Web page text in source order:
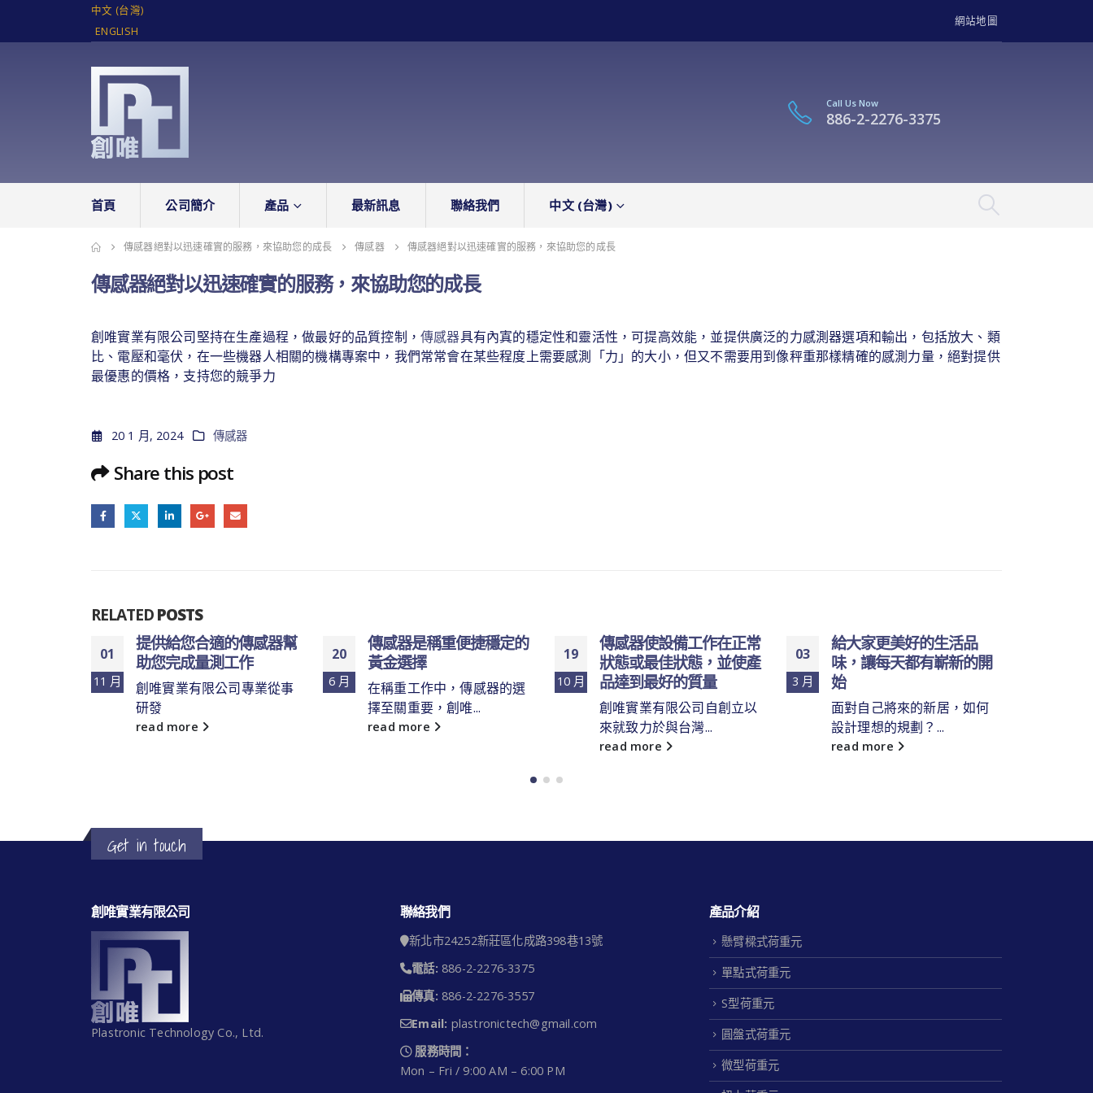
中文 (台灣)
ENGLISH
網站地圖
Call Us Now
886-2-2276-3375
首頁 公司簡介 產品 最新訊息 聯絡我們 中文 (台灣)
傳感器絕對以迅速確實的服務，來協助您的成長 傳感器 傳感器絕對以迅速確實的服務，來協助您的成長
傳感器絕對以迅速確實的服務，來協助您的成長
創唯實業有限公司堅持在生產過程，做最好的品質控制，傳感器具有內寘的穩定性和靈活性，可提高效能，並提供廣泛的力感測器選項和輸出，包括放大、類
比、電壓和毫伏，在一些機器人相關的機構專案中，我們常常會在某些程度上需要感測「力」的大小，但又不需要用到像秤重那樣精確的感測力量，絕對提供
最優惠的價格，支持您的競爭力
20 1 月, 2024 傳感器
Share this post
RELATEDPOSTS
01
11 月
提供給您合適的傳感器幫
助您完成量測工作
創唯實業有限公司專業從事
研發
read more
20
6 月
傳感器是稱重便捷穩定的
黃金選擇
在稱重工作中，傳感器的選
擇至關重要，創唯...
read more
19
10 月
傳感器使設備工作在正常
狀態或最佳狀態，並使產
品達到最好的質量
創唯實業有限公司自創立以
來就致力於與台灣...
read more
03
3 月
給大家更美好的生活品
味，讓每天都有嶄新的開
始
面對自己將來的新居，如何
設計理想的規劃？...
read more
Get in touch
創唯實業有限公司
Plastronic Technology Co., Ltd.
聯絡我們
新北市24252新莊區化成路398巷13號
電話: 886-2-2276-3375
傳真: 886-2-2276-3557
Email: plastronictech@gmail.com
服務時間：
Mon – Fri / 9:00 AM – 6:00 PM
產品介紹
懸臂樑式荷重元
單點式荷重元
S型荷重元
圓盤式荷重元
微型荷重元